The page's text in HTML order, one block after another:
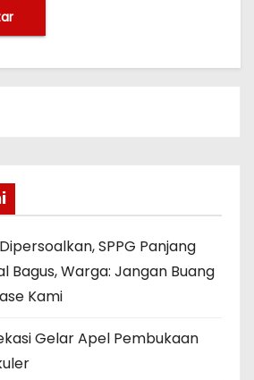
SPPG Panjang
Bagus, Warga: Jangan Buang
Kami
Gelar Apel Pembukaan